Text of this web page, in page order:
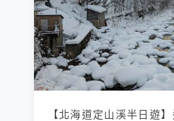
【北海道定山溪半日遊